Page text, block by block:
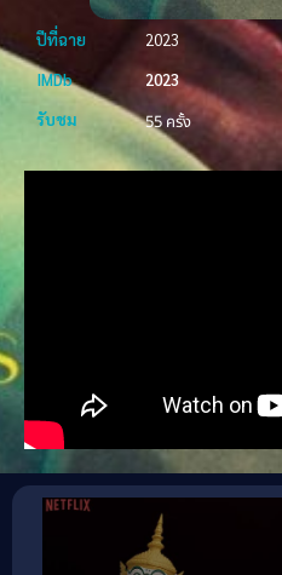
ปีที่ฉาย 2023
IMDb
2023
รับชม
55 ครั้ง